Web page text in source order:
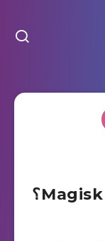
تطبيقات الروت لا تعمل مع Magisk؟